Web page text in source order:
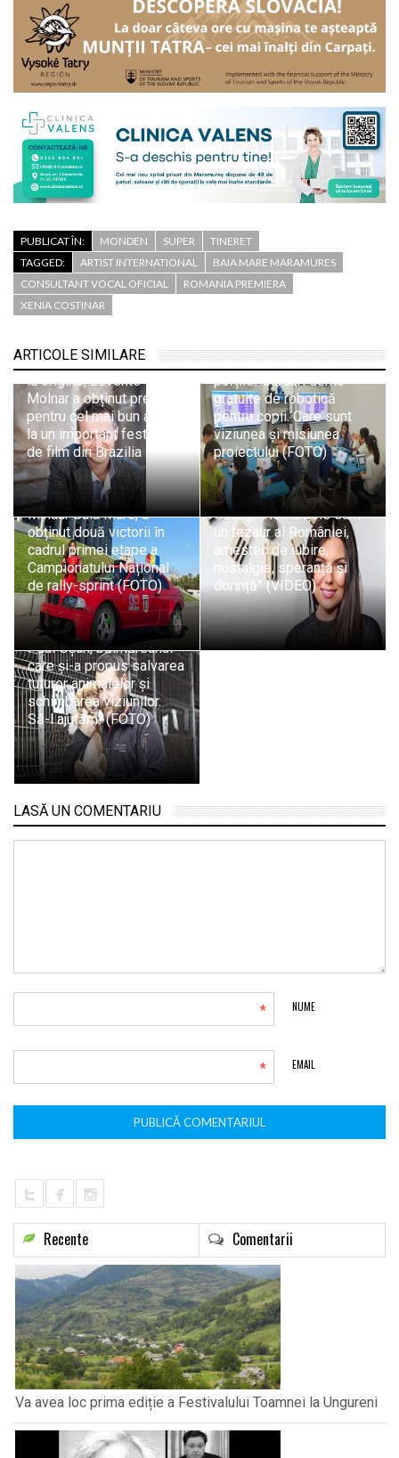
PUBLICAT ÎN: MONDEN SUPER
TINERET
TAGGED:
ARTIST INTERNATIONAL
BAIA MARE MARAMURES
CONSULTANT VOCAL OFICIAL
ROMANIA PREMIERA
XENIA COSTINAR
ARTICOLE SIMILARE
Recunoaștere: Băimărean
la origine, Levente
Molnar a obținut premiul
pentru cel mai bun actor
la un important festival
de film din Brazilia
Baia Mare își deschide
porțile! Cursuri demo
gratuite de robotică
pentru copii. Care sunt
viziunea și misiunea
proiectului (FOTO)
Automobilism. Natalia
Iocsak, sportiva CS
Minaur Baia Mare, a
obținut două victorii în
cadrul primei etape a
Campionatului Național
de rally-sprint (FOTO)
Emoții muzicale:
Maramureșeanca Paula
Seling: “Romanțele sunt
un tezaur al României,
amestec de iubire,
nostalgie, speranță și
dorință” (VIDEO)
Exclusiv: Împreună
pentru necuvântătoare:
Paul Oșan, băimăreanul
care și-a propus salvarea
tuturor animalelor și
schimbarea viziunilor.
Să-l ajutăm! (FOTO)
LASĂ UN COMENTARIU
NUME
*
EMAIL
*
Recente Comentarii
Va avea loc prima ediție a Festivalului Toamnei la Ungureni